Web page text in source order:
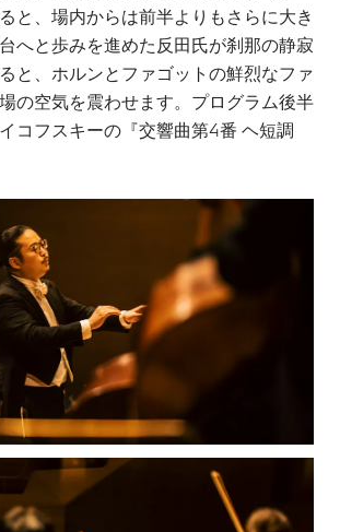
と、場内からは前半よりもさらに大き
へと歩みを進めた反田氏が刹那の静寂
と、ホルンとファゴットの鮮烈なファ
の空気を震わせます。プログラム後半
コフスキーの『交響曲第4番 ヘ短調